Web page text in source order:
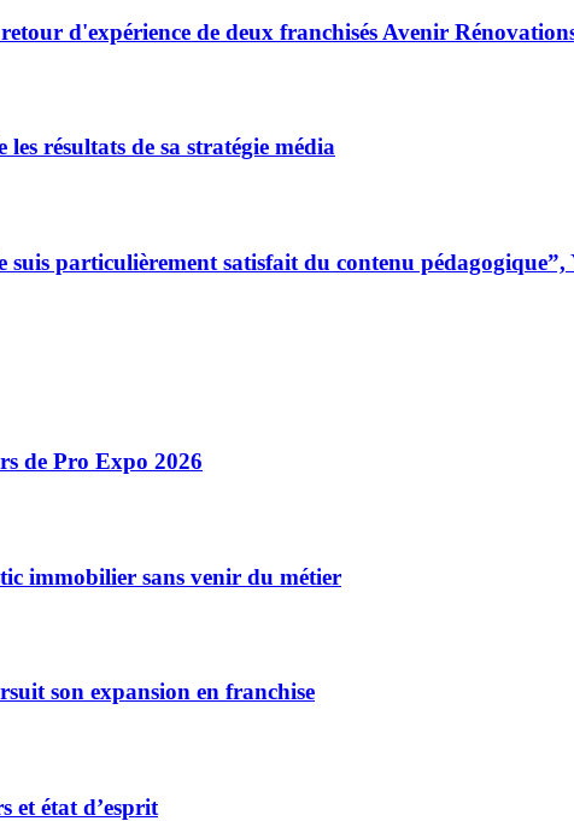
d'expérience de deux franchisés Avenir
résultats de sa stratégie média
suis particulièrement satisfait du contenu
de Pro Expo 2026
immobilier sans venir du métier
son expansion en franchise
et état d’esprit